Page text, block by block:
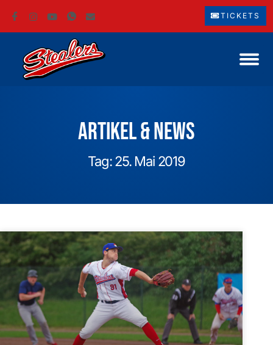
TICKETS
Artikel & News
Tag: 25. Mai 2019